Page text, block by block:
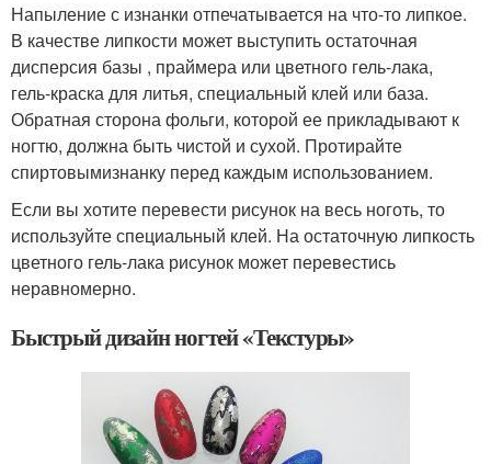
Напыление с изнанки отпечатывается на что-то липкое.
В качестве липкости может выступить остаточная
дисперсия базы , праймера или цветного гель-лака,
гель-краска для литья, специальный клей или база.
Обратная сторона фольги, которой ее прикладывают к
ногтю, должна быть чистой и сухой. Протирайте
спиртовымизнанку перед каждым использованием.
Если вы хотите перевести рисунок на весь ноготь, то
используйте специальный клей. На остаточную липкость
цветного гель-лака рисунок может перевестись
неравномерно.
Быстрый дизайн ногтей «Текстуры»